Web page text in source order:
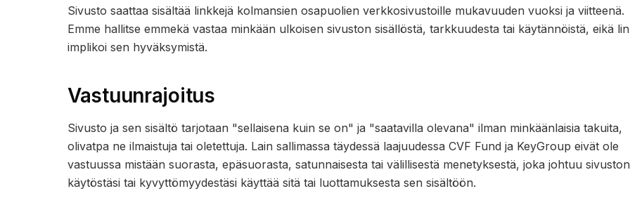
Sivusto saattaa sisältää linkkejä kolmansien osapuolien verkkosivustoille mukavuuden vuoksi ja viitteenä.
Emme hallitse emmekä vastaa minkään ulkoisen sivuston sisällöstä, tarkkuudesta tai käytännöistä, eikä
implikoi sen hyväksymistä.
Vastuunrajoitus
Sivusto ja sen sisältö tarjotaan "sellaisena kuin se on" ja "saatavilla olevana" ilman minkäänlaisia takuita,
olivatpa ne ilmaistuja tai oletettuja. Lain sallimassa täydessä laajuudessa CVF Fund ja KeyGroup eivät ole
vastuussa mistään suorasta, epäsuorasta, satunnaisesta tai välillisestä menetyksestä, joka johtuu sivuston
käytöstäsi tai kyvyttömyydestäsi käyttää sitä tai luottamuksesta sen sisältöön.